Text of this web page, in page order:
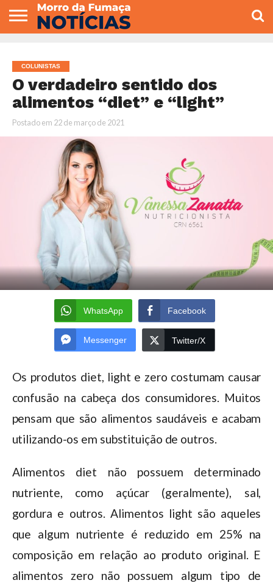
VEREADORES
COLUNISTAS
O verdadeiro sentido dos
alimentos “diet” e “light”
Postado em 22 de março de 2021
WhatsApp Facebook
Messenger Twitter/X
Os produtos diet, light e zero costumam causar
confusão na cabeça dos consumidores. Muitos
pensam que são alimentos saudáveis e acabam
utilizando-os em substituição de outros.
Alimentos diet não possuem determinado
nutriente, como açúcar (geralmente), sal,
gordura e outros. Alimentos light são aqueles
que algum nutriente é reduzido em 25% na
composição em relação ao produto original. E
alimentos zero não possuem algum tipo de